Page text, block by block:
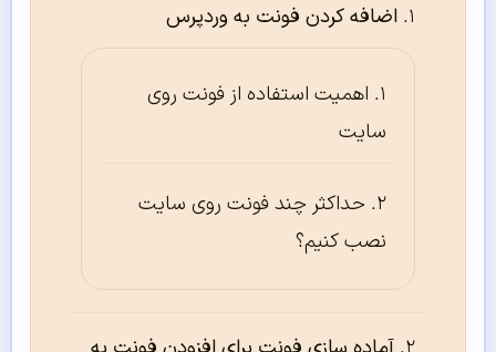
اضافه کردن فونت به وردپرس
اهمیت استفاده از فونت روی
سایت
حداکثر چند فونت روی سایت
نصب کنیم؟